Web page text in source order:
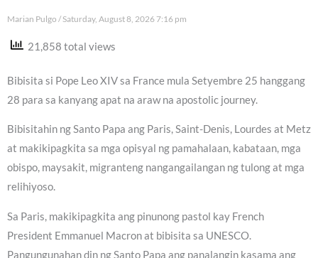
Marian Pulgo Saturday, August 8, 2026 7:16 pm
21,858 total views
Bibisita si Pope Leo XIV sa France mula Setyembre 25 hanggang
28 para sa kanyang apat na araw na apostolic journey.
Bibisitahin ng Santo Papa ang Paris, Saint-Denis, Lourdes at Metz
at makikipagkita sa mga opisyal ng pamahalaan, kabataan, mga
obispo, maysakit, migranteng nangangailangan ng tulong at mga
relihiyoso.
Sa Paris, makikipagkita ang pinunong pastol kay French
President Emmanuel Macron at bibisita sa UNESCO.
Pangungunahan din ng Santo Papa ang panalangin kasama ang